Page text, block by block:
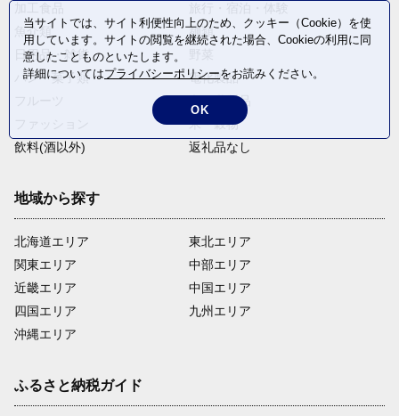
魚介類
麺類
日用品・雑貨
パン・菓子類
電化製品
卵・乳製品
米・穀物
飲料(酒以外)
返礼品なし
地域から探す
北海道エリア
関東エリア
近畿エリア
四国エリア
沖縄エリア
東北エリア
中部エリア
中国エリア
九州エリア
ふるさと納税ガイド
当サイトでは、サイト利便性向上のため、クッキー（Cookie）を使
用しています。サイトの閲覧を継続された場合、Cookieの利用に同
意したことものといたします。
詳細についてはプライバシーポリシーをお読みください。
OK